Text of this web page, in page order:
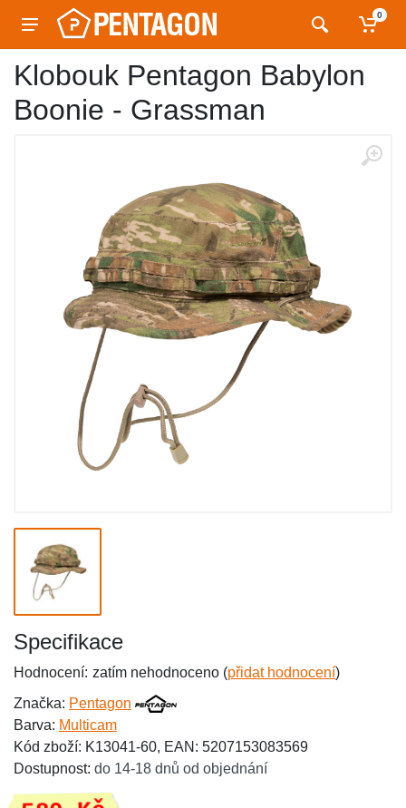
0
Klobouk Pentagon Babylon
Boonie - Grassman
Specifikace
Hodnocení: zatím nehodnoceno (přidat hodnocení)
Značka: Pentagon
Barva: Multicam
Kód zboží: K13041-60, EAN: 5207153083569
Dostupnost: do 14-18 dnů od objednání